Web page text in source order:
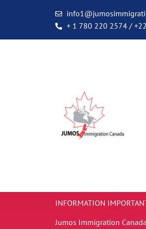
+ 1 780 220 2574 /
INFORMATION
Jumos Immigration